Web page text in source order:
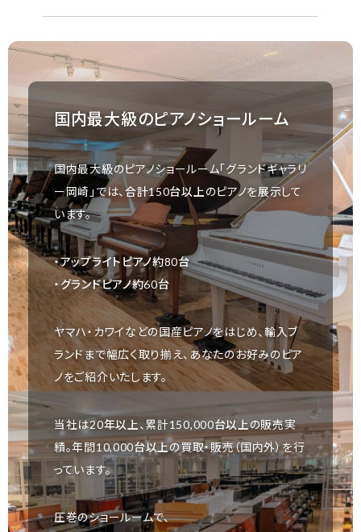
国内最大級のピアノショールーム
国内最大級のピアノショールーム「グランドギャラリ
ー岡崎」では、 合計150台以上のピアノを展示して
います。
・アップライトピアノ約80台
・グランドピアノ約60台
ヤマハ・カワイなどの国産ピアノをはじめ、輸入ブ
ランドまで幅広く取り揃え、あなたのお好みのピア
ノをご紹介いたします。
当社は20年以上、累計150,000台以上の販売実
績。年間10,000台以上の買取・販売（国内外）を行
っています。
圧巻のショールームで、